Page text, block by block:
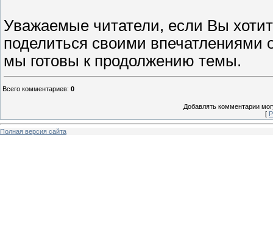
Уважаемые читатели, если Вы
поделиться своими впечатлениями
мы готовы к продолжению темы.
Всего комментариев: 0
Добавлять комментарии
[
Полная версия сайта